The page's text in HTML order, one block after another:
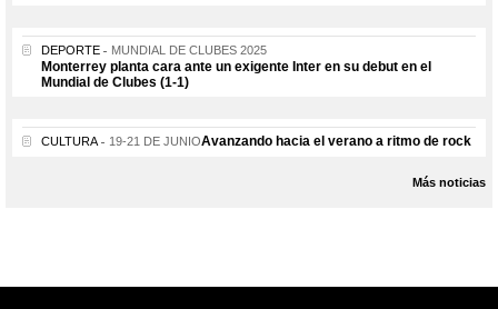
DEPORTE MUNDIAL DE CLUBES 2025
Monterrey planta cara ante un exigente Inter en su debut en el
Mundial de Clubes (1-1)
CULTURA 19-21 DE JUNIOAvanzando hacia el verano a ritmo de rock
Más noticias